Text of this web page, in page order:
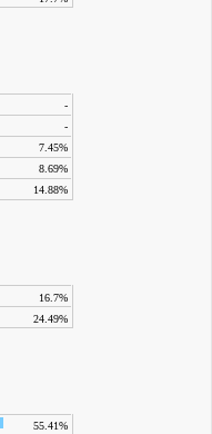
-
-
7.45%
8.69%
14.88%
16.7%
24.49%
55.41%